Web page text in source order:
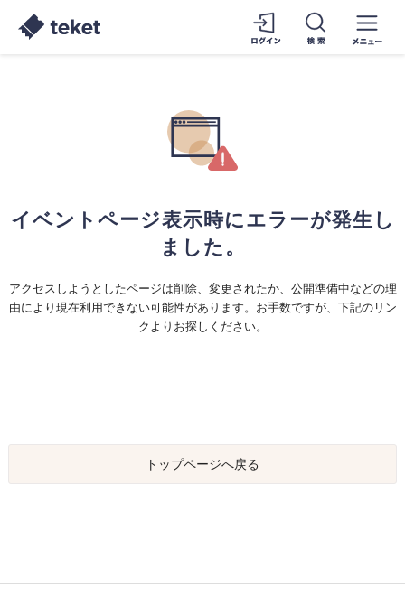
イベントページ表示時にエラーが発生し
ました。
アクセスしようとしたページは削除、変更されたか、公開準備中などの理
由により現在利用できない可能性があります。お手数ですが、下記のリン
クよりお探しください。
トップページへ戻る